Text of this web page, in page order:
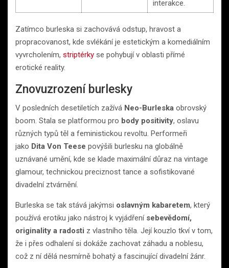
interakce.
Zatímco burleska si zachovává odstup, hravost a
propracovanost, kde svlékání je estetickým a komediálním
vyvrcholením, striptérky se pohybují v oblasti přímé
erotické reality.
Znovuzrození burlesky
V posledních desetiletích zažívá Neo-Burleska obrovský
boom. Stala se platformou pro body positivity, oslavu
různých typů těl a feministickou revoltu. Performeři
jako Dita Von Teese povýšili burlesku na globálně
uznávané umění, kde se klade maximální důraz na vintage
glamour, technickou preciznost tance a sofistikované
divadelní ztvárnění.
Burleska se tak stává jakýmsi oslavným kabaretem, který
používá erotiku jako nástroj k vyjádření sebevědomí,
originality a radosti z vlastního těla. Její kouzlo tkví v tom,
že i přes odhalení si dokáže zachovat záhadu a noblesu,
což z ní dělá nesmírně bohatý a fascinující divadelní žánr.